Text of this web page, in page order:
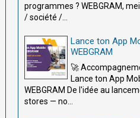
programmes ? WEBGRAM,
/ société /...
Lance ton App
WEBGRAM
🚀
Lance ton App
WEBGRAM De l'idée au
stores — no...